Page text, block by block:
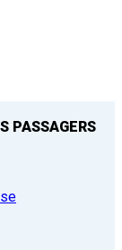
PASSAGERS